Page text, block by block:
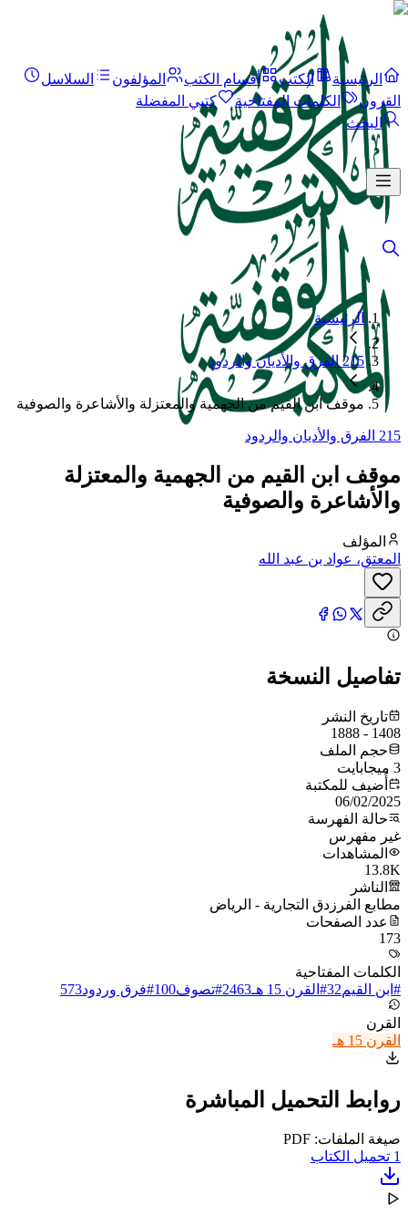
الرئيسية الكتب أقسام الكتب المؤلفون
السلاسل
القرون
الكلمات المفتاحية
كتبي المفضلة
البحث
الرئيسية
215 الفرق والأديان والردود
موقف ابن القيم من الجهمية والمعتزلة والأشاعرة والصوفية
215 الفرق والأديان والردود
موقف ابن القيم من الجهمية والمعتزلة
والأشاعرة والصوفية
المؤلف
المعتق، عواد بن عبد الله
تفاصيل النسخة
تاريخ النشر
1408 - 1888
حجم الملف
3 ميجابايت
أُضيف للمكتبة
06/02/2025
حالة الفهرسة
غير مفهرس
المشاهدات
13.8K
الناشر
مطابع الفرزدق التجارية - الرياض
عدد الصفحات
173
الكلمات المفتاحية
# ابن القيم32
# القرن 15 هـ 2463
#تصوف100
#فرق وردود573
القرن
القرن 15 هـ
روابط التحميل المباشرة
صيغة الملفات: PDF
1 تحميل الكتاب